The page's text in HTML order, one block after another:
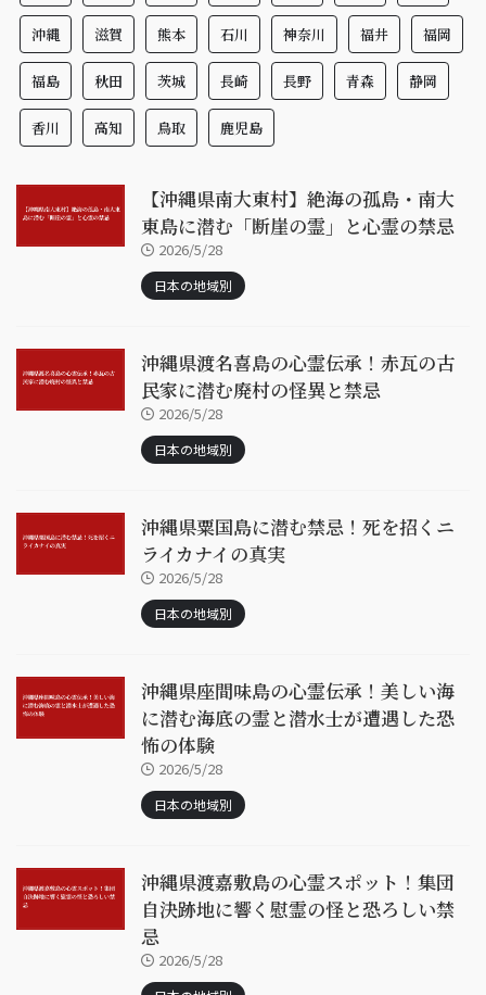
沖縄 滋賀 熊本 石川 神奈川 福井 福岡
福島 秋田 茨城 長崎 長野 青森 静岡
香川 高知 鳥取 鹿児島
【沖縄県南大東村】絶海の孤島・南大
東島に潜む「断崖の霊」と心霊の禁忌
2026/5/28
日本の地域別
沖縄県渡名喜島の心霊伝承！赤瓦の古
民家に潜む廃村の怪異と禁忌
2026/5/28
日本の地域別
沖縄県粟国島に潜む禁忌！死を招くニ
ライカナイの真実
2026/5/28
日本の地域別
沖縄県座間味島の心霊伝承！美しい海
に潜む海底の霊と潜水士が遭遇した恐
怖の体験
2026/5/28
日本の地域別
沖縄県渡嘉敷島の心霊スポット！集団
自決跡地に響く慰霊の怪と恐ろしい禁
忌
2026/5/28